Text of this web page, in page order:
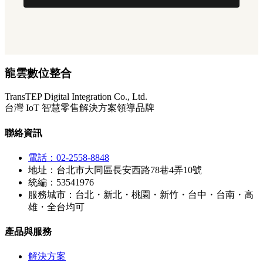
龍雲數位整合
TransTEP Digital Integration Co., Ltd.
台灣 IoT 智慧零售解決方案領導品牌
聯絡資訊
電話：02-2558-8848
地址：台北市大同區長安西路78巷4弄10號
統編：53541976
服務城市：台北・新北・桃園・新竹・台中・台南・高
雄・全台均可
產品與服務
解決方案